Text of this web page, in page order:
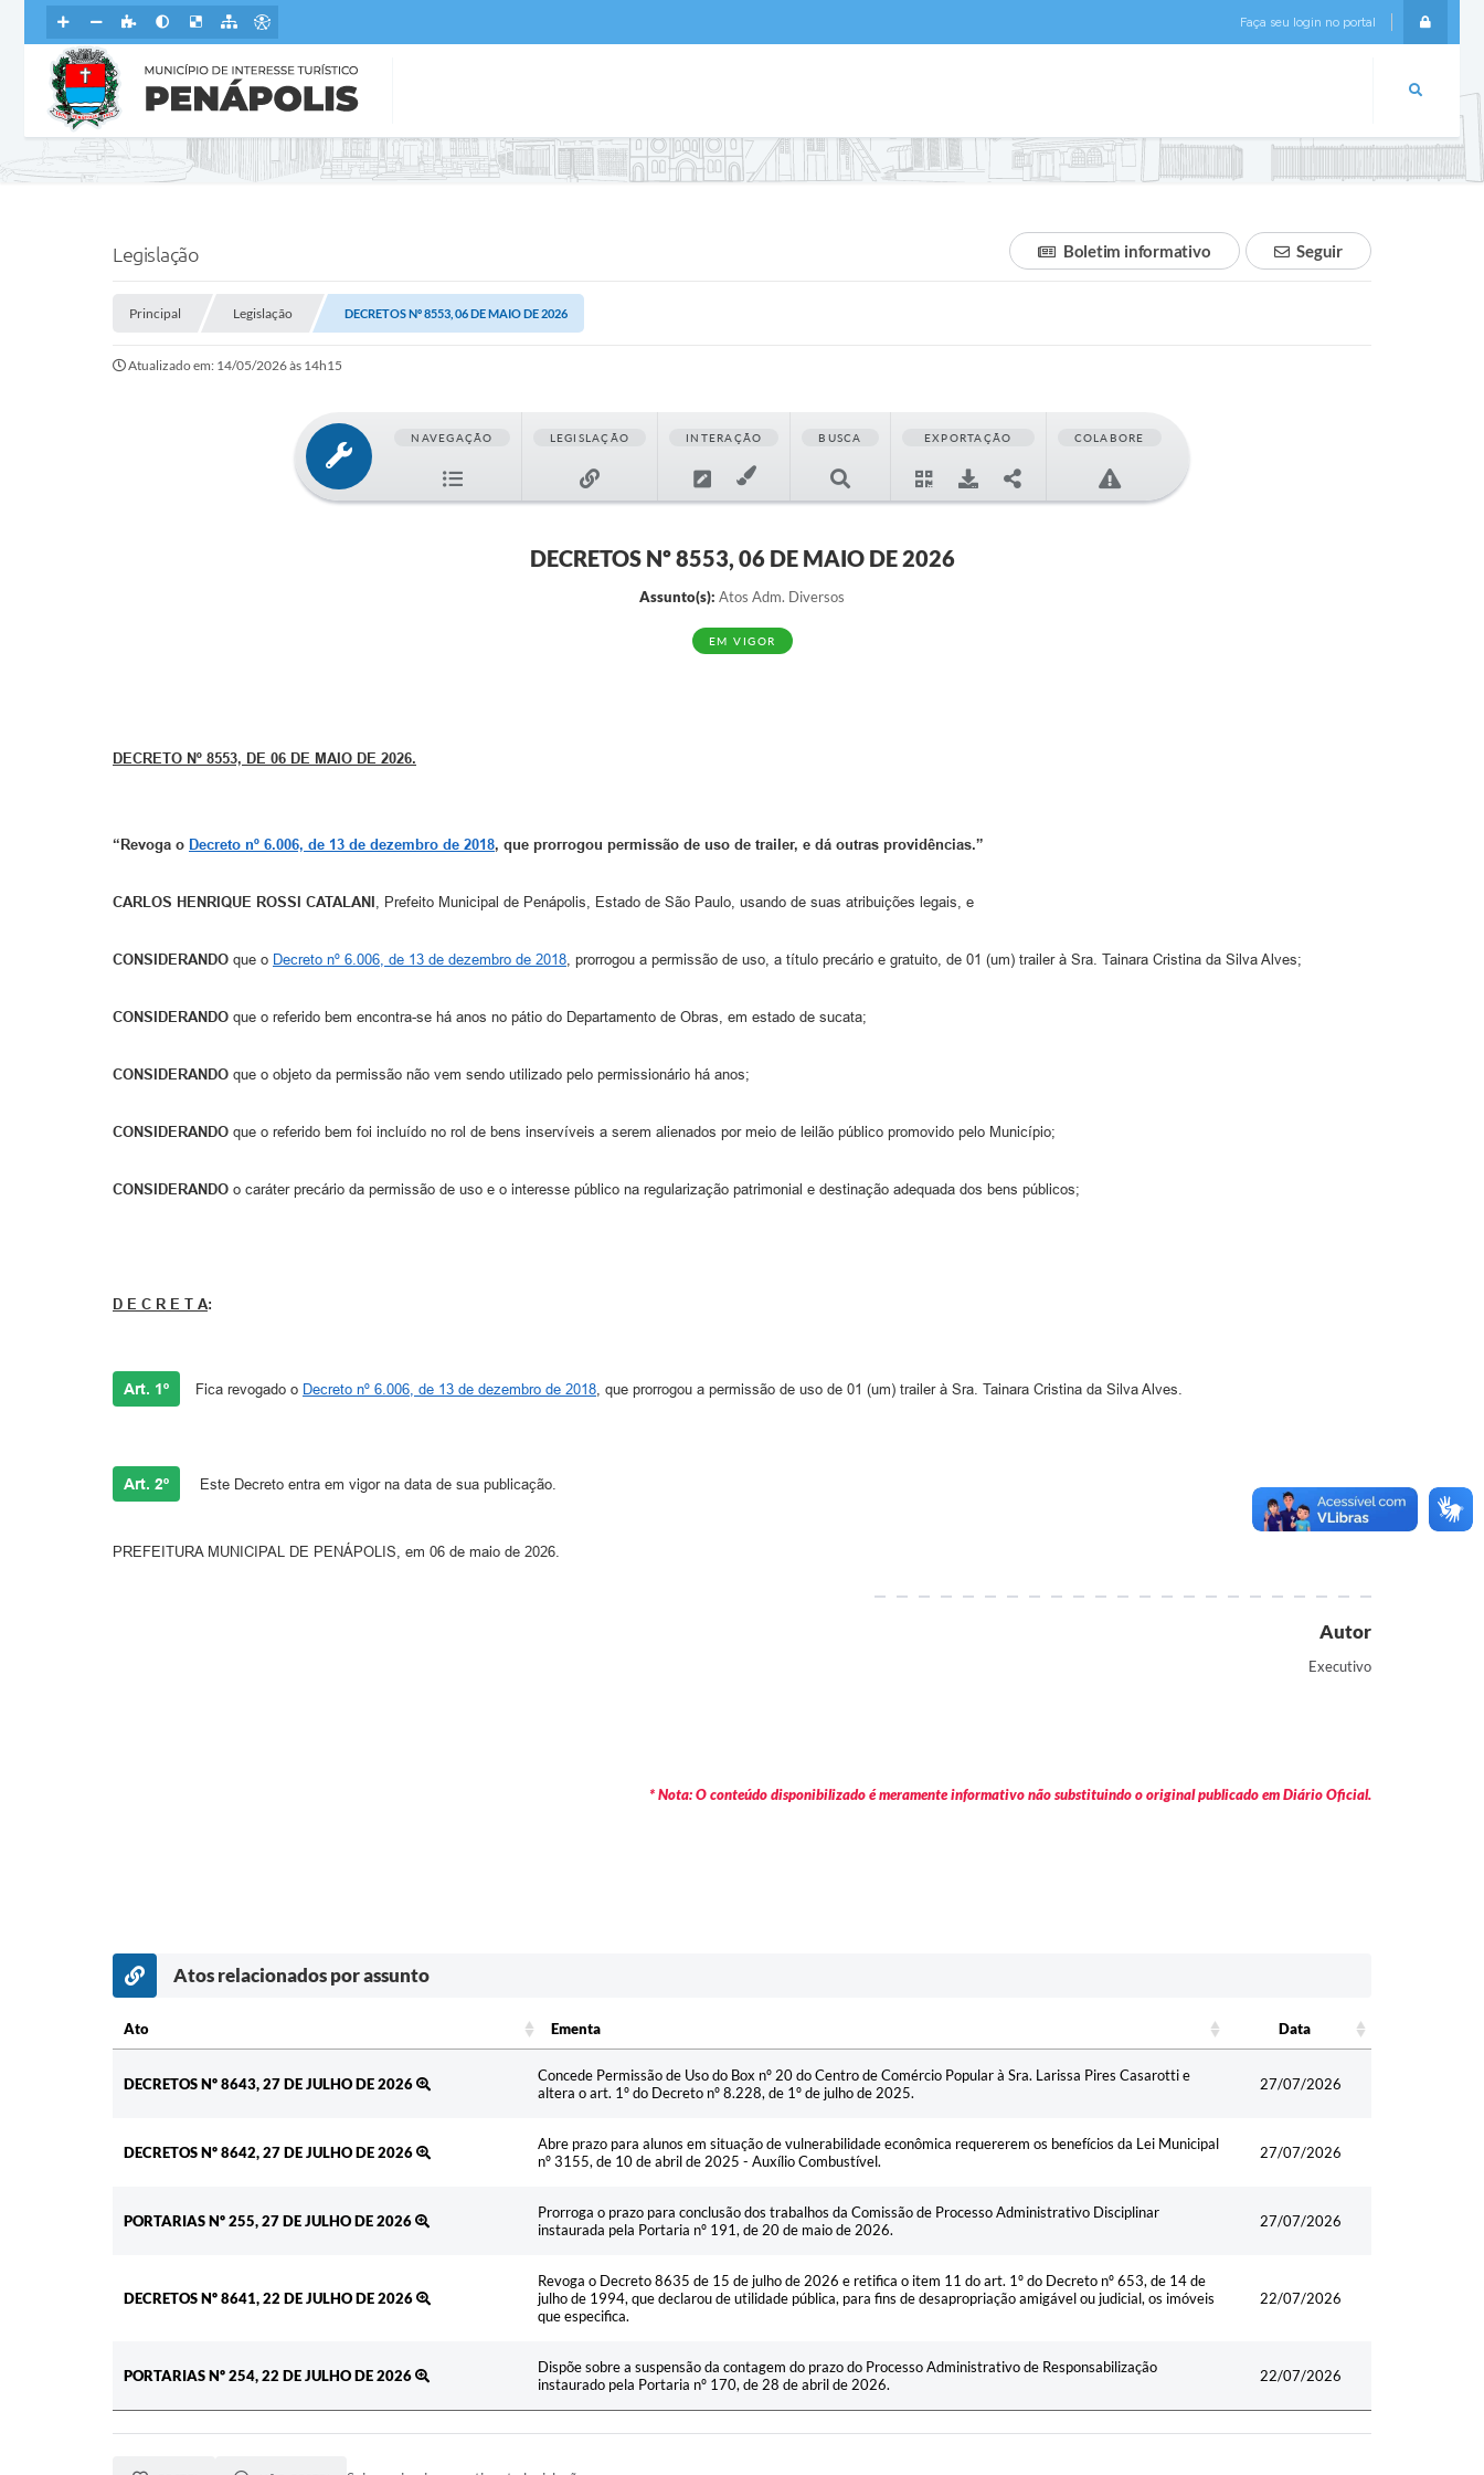
Faça seu login no portal
Legislação Seguir
Boletim informativo
Principal Legislação DECRETOS Nº 8553, 06 DE MAIO DE 2026
Atualizado em: 14/05/2026 às 14h15
NAVEGAÇÃO LEGISLAÇÃO INTERAÇÃO BUSCA EXPORTAÇÃO COLABORE
DECRETOS Nº 8553, 06 DE MAIO DE 2026
Assunto(s): Atos Adm. Diversos
EM VIGOR
DECRETO Nº 8553, DE 06 DE MAIO DE 2026.
“Revoga o Decreto nº 6.006, de 13 de dezembro de 2018, que prorrogou permissão de uso de trailer, e dá outras providências.”
CARLOS HENRIQUE ROSSI CATALANI , Prefeito Municipal de Penápolis, Estado de São Paulo, usando de suas atribuições legais, e
CONSIDERANDO que o Decreto nº 6.006, de 13 de dezembro de 2018 , prorrogou a permissão de uso, a título precário e gratuito, de 01 (um) trailer à Sra. Tainara Cristina da Silva Alves;
CONSIDERANDO que o referido bem encontra-se há anos no pátio do Departamento de Obras, em estado de sucata;
CONSIDERANDO que o objeto da permissão não vem sendo utilizado pelo permissionário há anos;
CONSIDERANDO que o referido bem foi incluído no rol de bens inservíveis a serem alienados por meio de leilão público promovido pelo Município;
CONSIDERANDO o caráter precário da permissão de uso e o interesse público na regularização patrimonial e destinação adequada dos bens públicos;
D E C R E T A:
Art. 1º Fica revogado o Decreto nº 6.006, de 13 de dezembro de 2018 , que prorrogou a permissão de uso de 01 (um) trailer à Sra. Tainara Cristina da Silva Alves.
Art. 2º Este Decreto entra em vigor na data de sua publicação.
PREFEITURA MUNICIPAL DE PENÁPOLIS, em 06 de maio de 2026.
Autor
Executivo
* Nota: O conteúdo disponibilizado é meramente informativo não substituindo o original publicado em Diário Oficial.
Atos relacionados por assunto
Ato Ementa
Data
DECRETOS Nº 8643, 27 DE JULHO DE 2026
Concede Permissão de Uso do Box nº 20 do Centro de Comércio Popular à Sra. Larissa Pires Casarotti e
altera o art. 1º do Decreto nº 8.228, de 1º de julho de 2025.
27/07/2026
DECRETOS Nº 8642, 27 DE JULHO DE 2026
Abre prazo para alunos em situação de vulnerabilidade econômica requererem os benefícios da Lei Municipal
nº 3155, de 10 de abril de 2025 - Auxílio Combustível.
27/07/2026
PORTARIAS Nº 255, 27 DE JULHO DE 2026
Prorroga o prazo para conclusão dos trabalhos da Comissão de Processo Administrativo Disciplinar
instaurada pela Portaria nº 191, de 20 de maio de 2026.
27/07/2026
DECRETOS Nº 8641, 22 DE JULHO DE 2026
Revoga o Decreto 8635 de 15 de julho de 2026 e retifica o item 11 do art. 1º do Decreto nº 653, de 14 de
julho de 1994, que declarou de utilidade pública, para fins de desapropriação amigável ou judicial, os imóveis
que especifica.
22/07/2026
PORTARIAS Nº 254, 22 DE JULHO DE 2026
Dispõe sobre a suspensão da contagem do prazo do Processo Administrativo de Responsabilização
instaurado pela Portaria nº 170, de 28 de abril de 2026.
22/07/2026